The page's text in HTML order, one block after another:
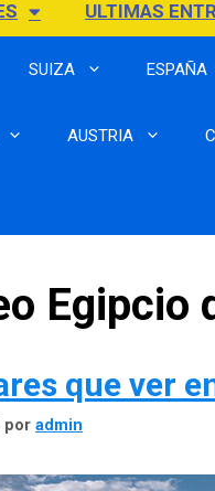
ULTIMAS
SUIZA ESPAÑA
AUSTRIA
Egipcio
que ver
por admin